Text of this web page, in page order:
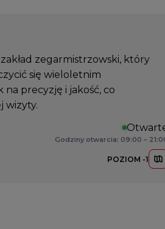
zegarmistrzowski, który
się wieloletnim
na precyzję i jakość, co
wizyty.
Godziny otwarcia: 09:00 –
POZIOM -1